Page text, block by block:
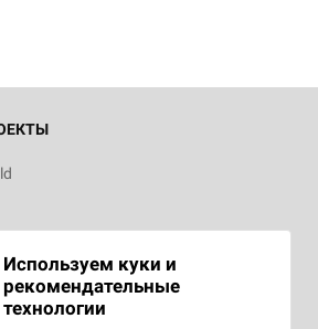
Используем куки и
рекомендательные
технологии